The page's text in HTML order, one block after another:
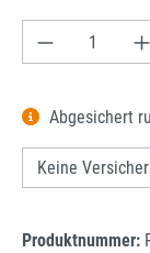
Produkt
Abgesichert
Produktnummer: